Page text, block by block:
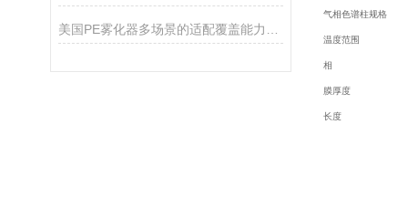
气相色谱柱规格
温度范围
相
膜厚度
长度